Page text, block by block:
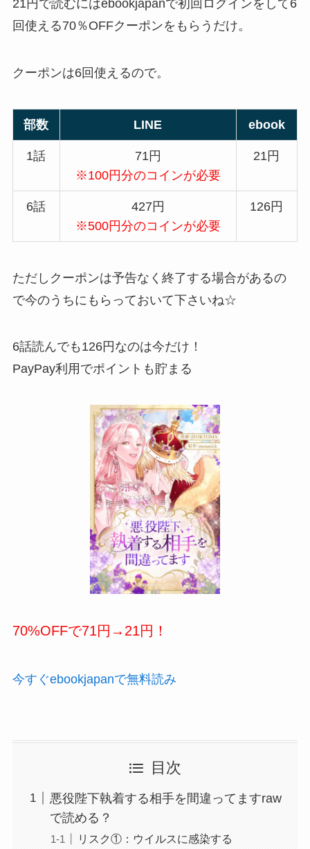
21円で読むにはebookjapanで初回ログインをして6
回使える70％OFFクーポンをもらうだけ。
クーポンは6回使えるので。
部数 LINE ebook
1話
71円
※100円分のコインが必要
21円
6話
427円
※500円分のコインが必要
126円
ただしクーポンは予告なく終了する場合があるの
で今のうちにもらっておいて下さいね☆
6話読んでも126円なのは今だけ！
PayPay利用でポイントも貯まる
70%OFFで71円→ 21円 ！
今すぐebookjapanで無料読み
目次
悪役陛下執着する相手を間違ってますraw
で読める？
リスク①：ウイルスに感染する